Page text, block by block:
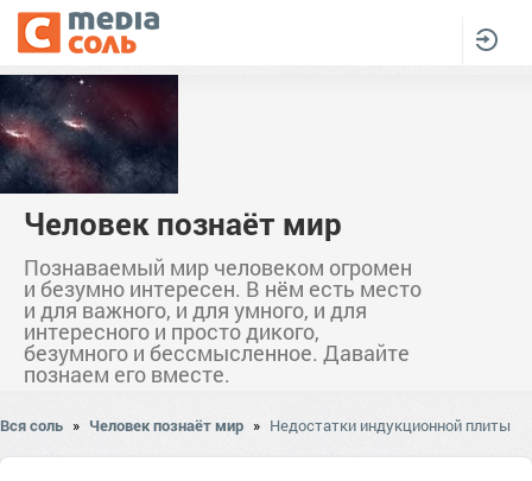
Человек познаёт мир
Познаваемый мир человеком огромен
и безумно интересен. В нём есть место
и для важного, и для умного, и для
интересного и просто дикого,
безумного и бессмысленное. Давайте
познаем его вместе.
Вся соль » Человек познаёт мир » Недостатки индукционной плиты